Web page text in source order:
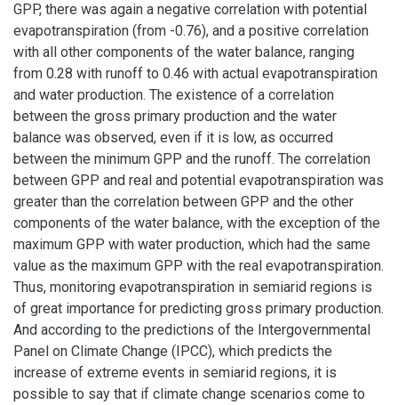
GPP, there was again a negative correlation with potential
evapotranspiration (from -0.76), and a positive correlation
with all other components of the water balance, ranging
from 0.28 with runoff to 0.46 with actual evapotranspiration
and water production. The existence of a correlation
between the gross primary production and the water
balance was observed, even if it is low, as occurred
between the minimum GPP and the runoff. The correlation
between GPP and real and potential evapotranspiration was
greater than the correlation between GPP and the other
components of the water balance, with the exception of the
maximum GPP with water production, which had the same
value as the maximum GPP with the real evapotranspiration.
Thus, monitoring evapotranspiration in semiarid regions is
of great importance for predicting gross primary production.
And according to the predictions of the Intergovernmental
Panel on Climate Change (IPCC), which predicts the
increase of extreme events in semiarid regions, it is
possible to say that if climate change scenarios come to